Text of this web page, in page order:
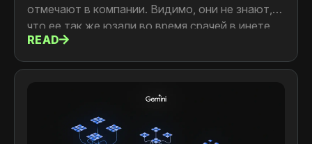
отмечают в компании. Видимо, они не знают,
что ее так же юзали во время срачей в инете
READ